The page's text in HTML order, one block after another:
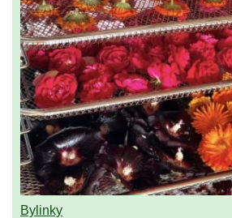
Bylinky